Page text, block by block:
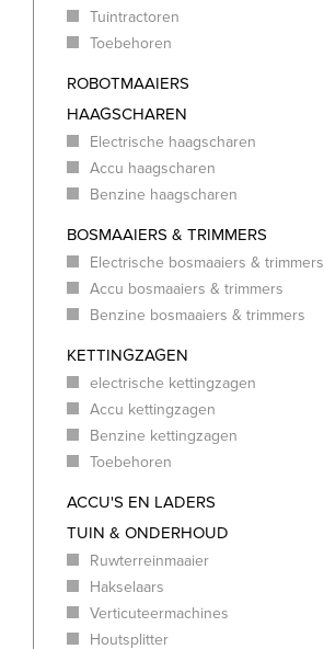
Tuintractoren
Toebehoren
ROBOTMAAIERS
HAAGSCHAREN
Electrische haagscharen
Accu haagscharen
Benzine haagscharen
BOSMAAIERS & TRIMMERS
Electrische bosmaaiers & trimmers
Accu bosmaaiers & trimmers
Benzine bosmaaiers & trimmers
KETTINGZAGEN
electrische kettingzagen
Accu kettingzagen
Benzine kettingzagen
Toebehoren
ACCU'S EN LADERS
TUIN & ONDERHOUD
Ruwterreinmaaier
Hakselaars
Verticuteermachines
Houtsplitter